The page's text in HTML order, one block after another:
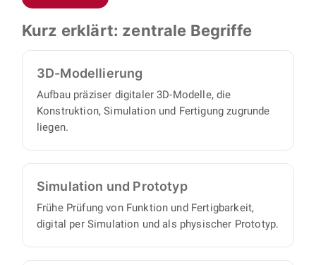
alle Einzelteile und Baugruppen beschaffen
oder fertigen lassen.
Prototypen bis zu automatisierten
Montagesystemen, Zuführ- und Fördertechnik,
Roboterintegration sowie robusten
Abdeckungen.
Kurz erklärt: zentrale Begriffe
3D-Modellierung
Aufbau präziser digitaler 3D-Modelle, die
Konstruktion, Simulation und Fertigung zugrunde
liegen.
Simulation und Prototyp
Frühe Prüfung von Funktion und Fertigbarkeit,
digital per Simulation und als physischer Prototyp.